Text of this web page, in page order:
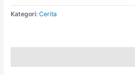
Kategori:Cerita